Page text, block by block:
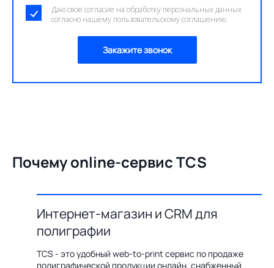
Даю свое согласие на обработку персональных данных
согласно нашему пользовательскому соглашению.
Закажите звонок
Почему online-сервис TCS
Интернет-магазин и CRM для
полиграфии
TCS - это удобный web-to-print сервис по продаже
полиграфической продукции онлайн, снабженный